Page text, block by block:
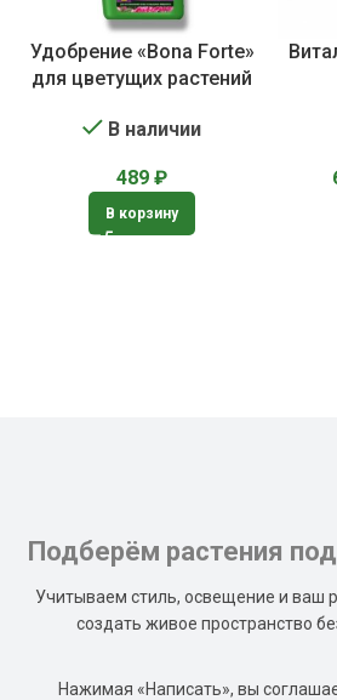
Удобрение «Bona Forte»
для цветущих растений
В наличии
489 ₽
В корзину
Подберём растения
Учитываем стиль, освещение и ваш
создать живое пространство
Нажимая «Написать», вы